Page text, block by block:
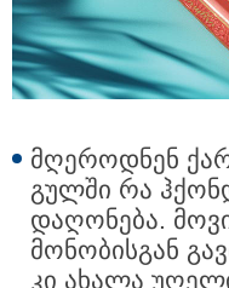
მღეროდნენ
გულში რა
დაღონება.
მონობისგან
კი ახალა